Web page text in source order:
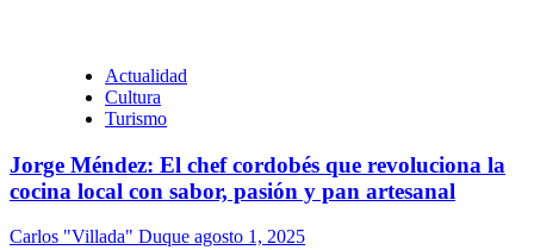
Actualidad
Cultura
Turismo
Jorge Méndez: El chef cordobés que revoluciona la
cocina local con sabor, pasión y pan artesanal
Carlos "Villada" Duque agosto 1, 2025